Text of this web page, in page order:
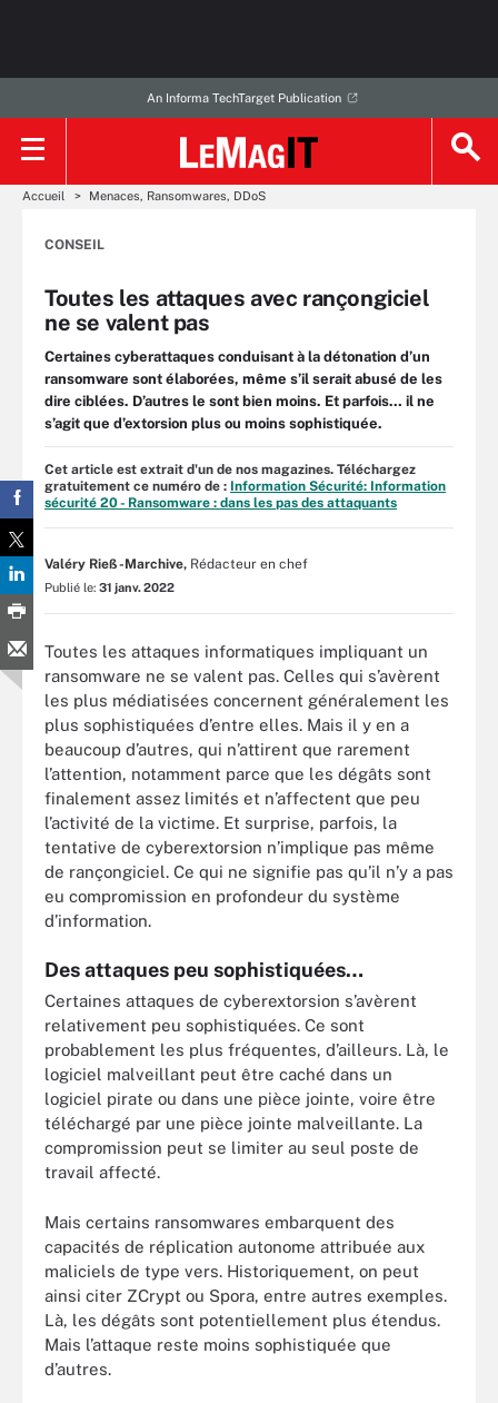
An Informa TechTarget Publication
Accueil Menaces, Ransomwares, DDoS
CONSEIL
Toutes les attaques avec rançongiciel
ne se valent pas
Certaines cyberattaques conduisant à la détonation d’un
ransomware sont élaborées, même s’il serait abusé de les
dire ciblées. D’autres le sont bien moins. Et parfois… il ne
s’agit que d’extorsion plus ou moins sophistiquée.
Cet article est extrait d'un de nos magazines. Téléchargez
gratuitement ce numéro de : Information Sécurité: Information
sécurité 20 - Ransomware : dans les pas des attaquants
Valéry Rieß-Marchive, Rédacteur en chef
Publié le: 31 janv. 2022
Toutes les attaques informatiques impliquant un
ransomware ne se valent pas. Celles qui s’avèrent
les plus médiatisées concernent généralement les
plus sophistiquées d’entre elles. Mais il y en a
beaucoup d’autres, qui n’attirent que rarement
l’attention, notamment parce que les dégâts sont
finalement assez limités et n’affectent que peu
l’activité de la victime. Et surprise, parfois, la
tentative de cyberextorsion n’implique pas même
de rançongiciel. Ce qui ne signifie pas qu’il n’y a pas
eu compromission en profondeur du système
d’information.
Des attaques peu sophistiquées…
Certaines attaques de cyberextorsion s’avèrent
relativement peu sophistiquées. Ce sont
probablement les plus fréquentes, d’ailleurs. Là, le
logiciel malveillant peut être caché dans un
logiciel pirate ou dans une pièce jointe, voire être
téléchargé par une pièce jointe malveillante. La
compromission peut se limiter au seul poste de
travail affecté.
Mais certains ransomwares embarquent des
capacités de réplication autonome attribuée aux
maliciels de type vers. Historiquement, on peut
ainsi citer ZCrypt ou Spora, entre autres exemples.
Là, les dégâts sont potentiellement plus étendus.
Mais l’attaque reste moins sophistiquée que
d’autres.